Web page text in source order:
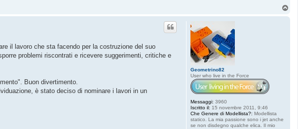
Geometrino82
User who live in the Force
Messaggi: 3960
Iscritto il: 15 novembre 2011, 9:46
Che Genere di Modellista?: Modellista
statico. La mia passione sono i jet anche
se non disdegno qualche elica. Il mio
il lavoro che sta facendo per la costruzione del suo
problemi riscontrati e ricevere suggerimenti, critiche e
Buon divertimento.
è stato deciso di nominare i lavori in un